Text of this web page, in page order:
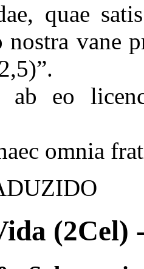
quae
nostra vane
eo
omnia
(2Cel)